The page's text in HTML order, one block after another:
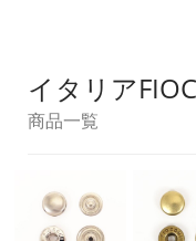
ト・
ジ
ェ
イタリア
商品一覧